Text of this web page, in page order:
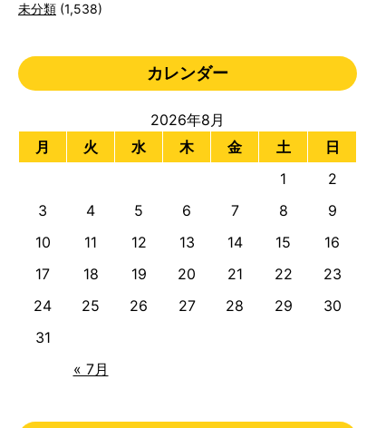
未分類 (1,538)
カレンダー
2026年8月
月
火 水 木 金 土 日
« 7月
1
2
3
4 5 6 7 8
9
10
11 12 13 14 15
16
17
18 19 20 21 22
23
24
25 26 27 28 29
30
31